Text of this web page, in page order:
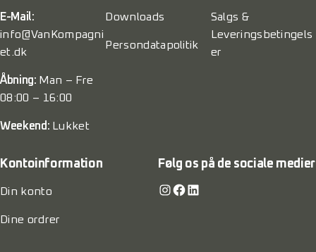
E-Mail:
info@VanKompagni
et.dk
Åbning: Man – Fre
08:00 – 16:00
Weekend: Lukket
Downloads
Persondatapolitik
Salgs &
Leveringsbetingels
er
Kontoinformation
Din konto
Dine ordrer
Følg os på de sociale medier
Instagram Facebook LinkedIn